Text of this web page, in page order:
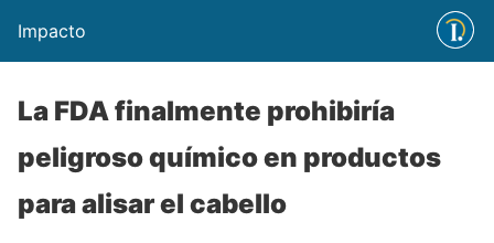
Impacto
La FDA finalmente prohibiría
peligroso químico en productos
para alisar el cabello